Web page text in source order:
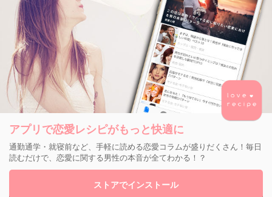
アプリで恋愛レシピがもっと快適に
通勤通学・就寝前など、手軽に読める恋愛コラムが盛りだくさん！毎日
読むだけで、恋愛に関する男性の本音が全てわかる！？
ストアでインストール